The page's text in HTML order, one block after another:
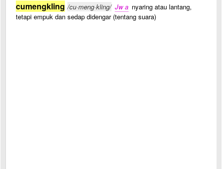
cumengkling /cu·meng·kling/ Jw a nyaring atau lantang,
tetapi empuk dan sedap didengar (tentang suara)